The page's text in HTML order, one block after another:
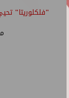
"فلكلوريتا"